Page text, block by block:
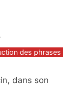
des phrases
dans son